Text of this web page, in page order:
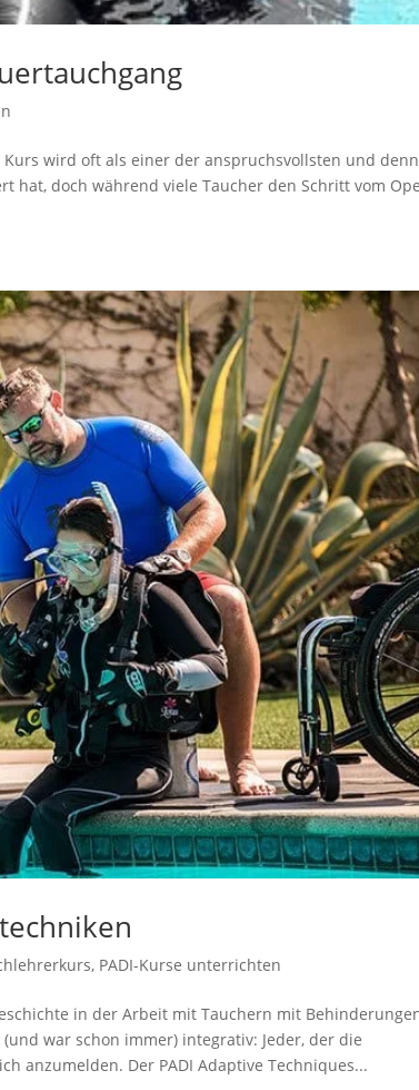
wird oft als einer der anspruchsvollsten und
hat, doch während viele Taucher den Schritt vom
, PADI-Kurse unterrichten
in der Arbeit mit Tauchern mit
war schon immer) integrativ: Jeder, der die
anzumelden. Der PADI Adaptive Techniques...